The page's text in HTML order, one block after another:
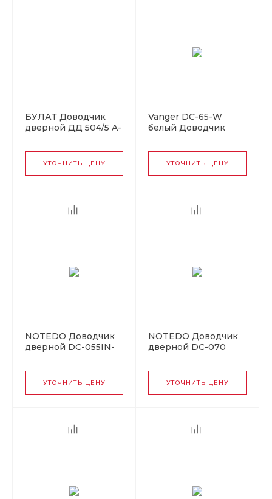
БУЛАТ Доводчик
дверной ДД 504/5 A-
(10)
УТОЧНИТЬ ЦЕНУ
Vanger DC-65-W
белый Доводчик
УТОЧНИТЬ ЦЕНУ
NOTEDO Доводчик
дверной DC-055IN-
установки до 55 кг
УТОЧНИТЬ ЦЕНУ
NOTEDO Доводчик
дверной DC-070
корич. (10)
УТОЧНИТЬ ЦЕНУ